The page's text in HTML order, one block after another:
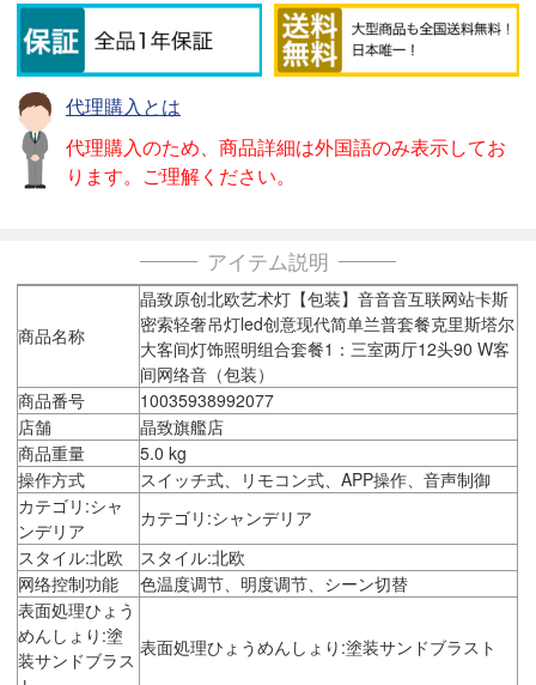
代理購入とは
代理購入のため、商品詳細は外国語のみ表示してお
ります。ご理解ください。
アイテム説明
商品名称
晶致原创北欧艺术灯【包装】音音音互联网站卡斯
密索轻奢吊灯led创意现代简单兰普套餐克里斯塔尔
大客间灯饰照明组合套餐1：三室两厅12头90 W客
间网络音（包装）
商品番号
10035938992077
店舗
晶致旗艦店
商品重量
5.0 kg
操作方式
スイッチ式、リモコン式、APP操作、音声制御
カテゴリ:シャ
ンデリア
カテゴリ:シャンデリア
スタイル:北欧
スタイル:北欧
网络控制功能
色温度调节、明度调节、シーン切替
表面処理ひょう
めんしょり:塗
装サンドブラス
表面処理ひょうめんしょり:塗装サンドブラスト